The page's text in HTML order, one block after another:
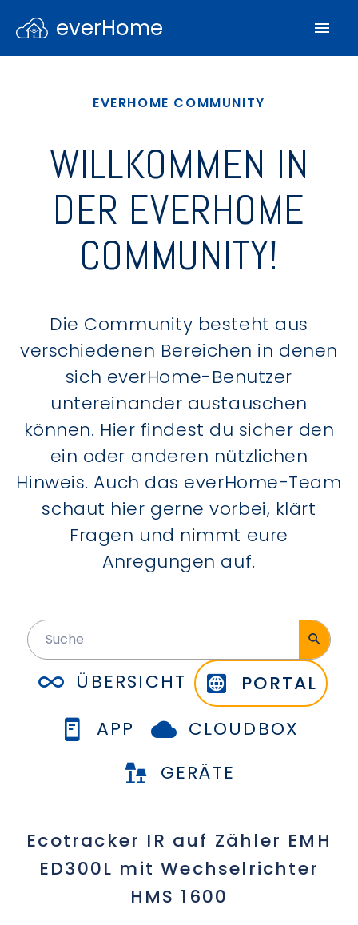
everHome
EVERHOME COMMUNITY
WILLKOMMEN IN
DER EVERHOME
COMMUNITY!
Die Community besteht aus
verschiedenen Bereichen in denen
sich everHome-Benutzer
untereinander austauschen
können. Hier findest du sicher den
ein oder anderen nützlichen
Hinweis. Auch das everHome-Team
schaut hier gerne vorbei, klärt
Fragen und nimmt eure
Anregungen auf.
ÜBERSICHT
PORTAL
APP
CLOUDBOX
GERÄTE
Ecotracker IR auf Zähler EMH
ED300L mit Wechselrichter
HMS 1600